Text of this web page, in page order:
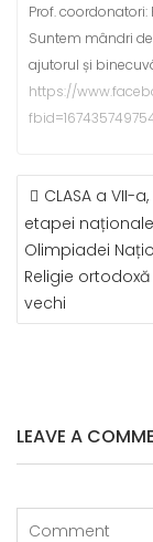
Prof. coordonatori:
Suntem mândri
ajutorul și
https://
NAVIGARE
ÎN
ARTICOLE
CLASA a VII-
etapei
Olimpiadei
Religie
vechi
LEAVE A